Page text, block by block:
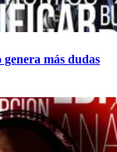
más dudas